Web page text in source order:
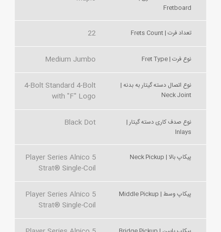
Fretboard
تعداد فرت | Frets Count 22
نوع فرت | Fret Type Medium Jumbo
نوع اتصال دسته گیتار به بدنه |
Neck Joint
4-Bolt Standard 4-Bolt
with "F" Logo
نوع صدف کاری دسته گیتار |
Inlays
Black Dot
پیکاپ بالا | Neck Pickup
Player Series Alnico 5
Strat® Single-Coil
پیکاپ وسط | Middle Pickup
Player Series Alnico 5
Strat® Single-Coil